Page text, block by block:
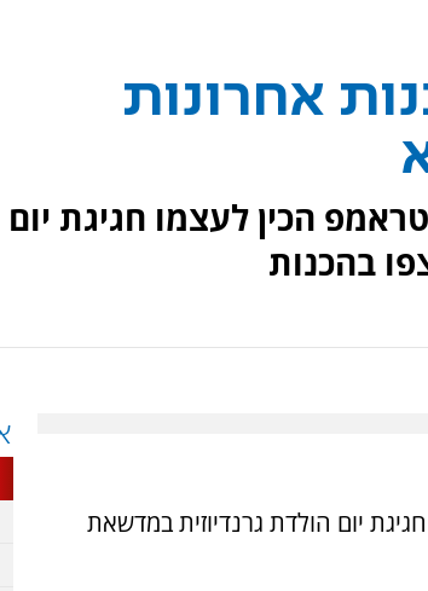
אחרונות
דונלד טראמפ הכין לעצמו חגיגת יום
בהכנות
חגיגת יום הולדת גרנדיוזית במדשאת